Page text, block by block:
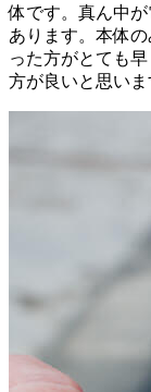
体です。真ん中
あります。本体
った方がとても
方が良いと思いま